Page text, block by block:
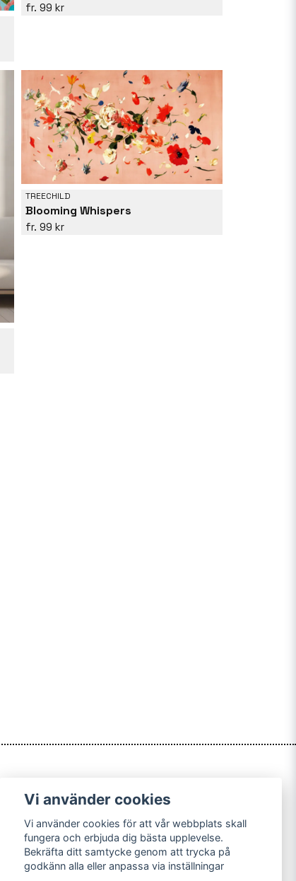
99 kr
TREECHILD
Blooming Whispers
99 kr
Vi använder cookies
Vi använder cookies för att vår webbplats skall
fungera och erbjuda dig bästa upplevelse.
Bekräfta ditt samtycke genom att trycka på
godkänn alla eller anpassa via inställningar